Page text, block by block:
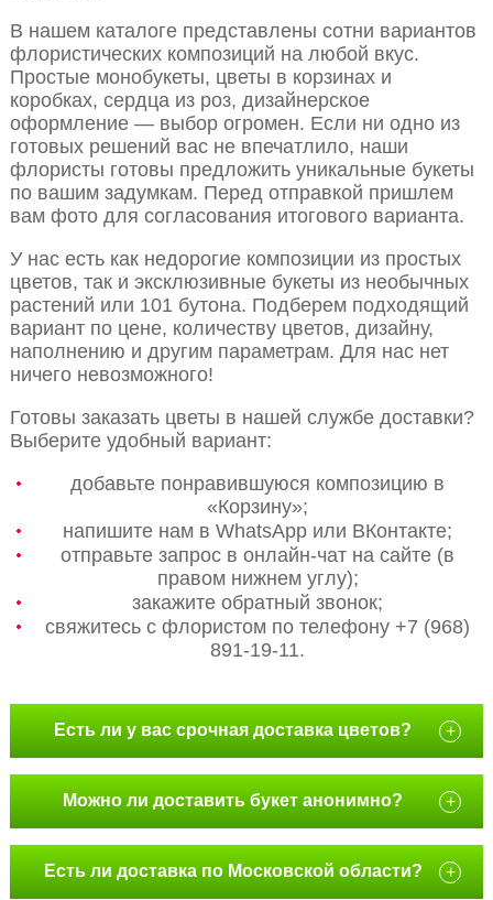
В нашем каталоге представлены сотни вариантов
флористических композиций на любой вкус.
Простые монобукеты, цветы в корзинах и
коробках, сердца из роз, дизайнерское
оформление — выбор огромен. Если ни одно из
готовых решений вас не впечатлило, наши
флористы готовы предложить уникальные букеты
по вашим задумкам. Перед отправкой пришлем
вам фото для согласования итогового варианта.
У нас есть как недорогие композиции из простых
цветов, так и эксклюзивные букеты из необычных
растений или 101 бутона. Подберем подходящий
вариант по цене, количеству цветов, дизайну,
наполнению и другим параметрам. Для нас нет
ничего невозможного!
Готовы заказать цветы в нашей службе доставки?
Выберите удобный вариант:
добавьте понравившуюся композицию в
«Корзину»;
напишите нам в WhatsApp или ВКонтакте;
отправьте запрос в онлайн-чат на сайте (в
правом нижнем углу);
закажите обратный звонок;
свяжитесь с флористом по телефону +7 (968)
891-19-11.
Есть ли у вас срочная доставка цветов? +
Можно ли доставить букет анонимно? +
Есть ли доставка по Московской области? +